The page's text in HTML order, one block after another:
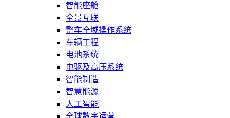
智能座舱
全景互联
整车全域操作系统
车辆工程
电池系统
电驱及高压系统
智能制造
智慧能源
人工智能